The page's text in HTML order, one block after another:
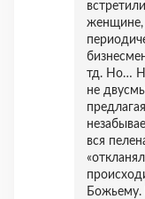
женщине,
тд. Но…
не
вся
Божьему.